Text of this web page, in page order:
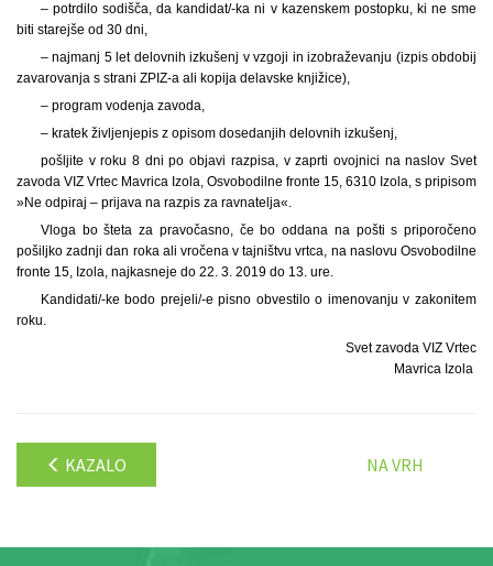
– potrdilo sodišča, da kandidat/-ka ni v kazenskem postopku, ki ne sme
biti starejše od 30 dni,
– najmanj 5 let delovnih izkušenj v vzgoji in izobraževanju (izpis obdobij
zavarovanja s strani ZPIZ-a ali kopija delavske knjižice),
– program vodenja zavoda,
– kratek življenjepis z opisom dosedanjih delovnih izkušenj,
pošljite v roku 8 dni po objavi razpisa, v zaprti ovojnici na naslov Svet
zavoda VIZ Vrtec Mavrica Izola, Osvobodilne fronte 15, 6310 Izola, s pripisom
»Ne odpiraj – prijava na razpis za ravnatelja«.
Vloga bo šteta za pravočasno, če bo oddana na pošti s priporočeno
pošiljko zadnji dan roka ali vročena v tajništvu vrtca, na naslovu Osvobodilne
fronte 15, Izola, najkasneje do 22. 3. 2019 do 13. ure.
Kandidati/-ke bodo prejeli/-e pisno obvestilo o imenovanju v zakonitem
roku.
Svet zavoda VIZ Vrtec
Mavrica Izola
KAZALO NA VRH